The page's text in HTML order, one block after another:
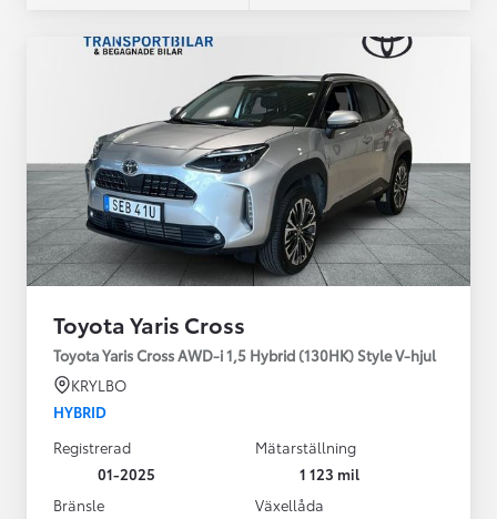
Toyota Yaris Cross
Toyota Yaris Cross AWD-i 1,5 Hybrid (130HK) Style V-hjul
KRYLBO
HYBRID
Registrerad
01-2025
Mätarställning
1 123 mil
Bränsle
Växellåda